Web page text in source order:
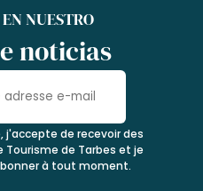
NUESTRO
noticias
j'accepte de recevoir des
de Tarbes et je
à tout moment.